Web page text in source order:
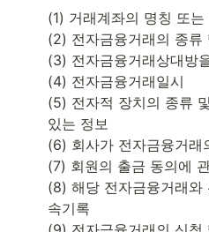
(1) 거래계좌의 명칭 또는
(2) 전자금융거래의 종류
(3) 전자금융거래상대방
(4) 전자금융거래일시
(5) 전자적 장치의 종류
있는 정보
(6) 회사가 전자금융거래
(7) 회원의 출금 동의에
(8) 해당 전자금융거래와
속기록